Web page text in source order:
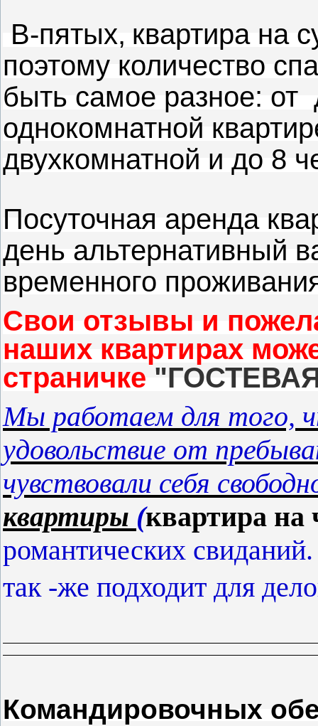
В-пятых, квартира на
поэтому количество
быть самое разное: от
однокомнатной
двухкомнатной и до 8
Посуточная аренда
день альтернативный
временного
Свои отзывы и
наших квартирах
страничке
Мы работаем для того,
удовольствие от
чувствовали себя
квартиры (квартира на
романтических свиданий.
так -же подходит для
Командировочных